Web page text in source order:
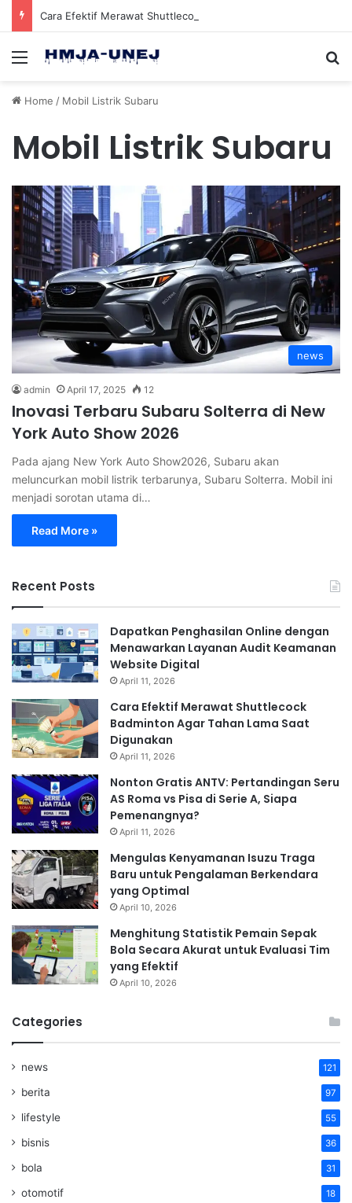
Menu
Home / Mobil Listrik Subaru
Mobil Listrik Subaru
news
admin April 17, 2025 12
Inovasi Terbaru Subaru Solterra di New
York Auto Show 2026
Pada ajang New York Auto Show2026, Subaru akan
meluncurkan mobil listrik terbarunya, Subaru Solterra. Mobil ini
menjadi sorotan utama di…
Read More »
Recent Posts
Dapatkan Penghasilan Online dengan
Menawarkan Layanan Audit Keamanan
Website Digital
April 11, 2026
Cara Efektif Merawat Shuttlecock
Badminton Agar Tahan Lama Saat
Digunakan
April 11, 2026
Nonton Gratis ANTV: Pertandingan Seru
AS Roma vs Pisa di Serie A, Siapa
Pemenangnya?
April 11, 2026
Mengulas Kenyamanan Isuzu Traga
Baru untuk Pengalaman Berkendara
yang Optimal
April 10, 2026
Menghitung Statistik Pemain Sepak
Bola Secara Akurat untuk Evaluasi Tim
yang Efektif
April 10, 2026
Categories
news 121
berita 97
lifestyle 55
bisnis 36
bola 31
otomotif 18